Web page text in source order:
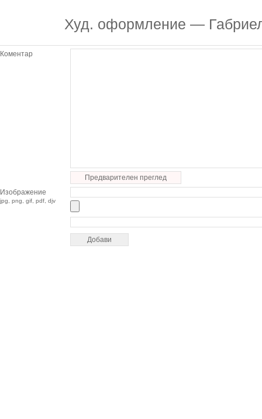
Худ. оформление —
Коментар
Предварителен преглед
Изображение
jpg, png, gif, pdf, djv